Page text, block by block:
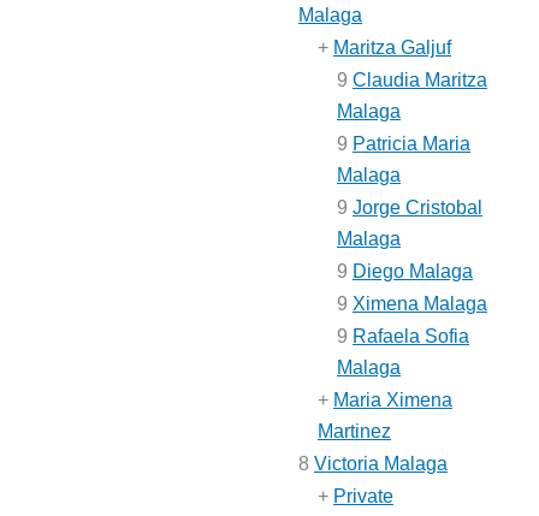
Malaga
+ Maritza Galjuf
9 Claudia Maritza
Malaga
9 Patricia Maria
Malaga
9 Jorge Cristobal
Malaga
9 Diego Malaga
9 Ximena Malaga
9 Rafaela Sofia
Malaga
+ Maria Ximena
Martinez
8 Victoria Malaga
+ Private